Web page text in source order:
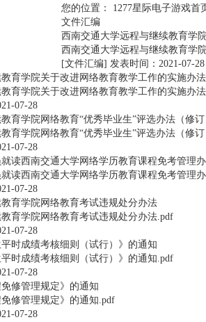
您的位置： 1277星际电子游戏首
文件汇编
西南交通大学远程与继续教育学
西南交通大学远程与继续教育学
[文件汇编] 发表时间：2021-07-28
育学院关于改进网络教育教学工作的实施办法
育学院关于改进网络教育教学工作的实施办
07-28
育学院网络教育“优秀毕业生”评选办法（修
育学院网络教育“优秀毕业生”评选办法（修
07-28
读西南交通大学网络学历教育课程免考管理
读西南交通大学网络学历教育课程免考管理
07-28
育学院网络教育考试违规处分办法
育学院网络教育考试违规处分办法.pdf
07-28
时成绩考核细则（试行）》的通知
时成绩考核细则（试行）》的通知.pdf
07-28
修管理规定》的通知
修管理规定》的通知.pdf
07-28